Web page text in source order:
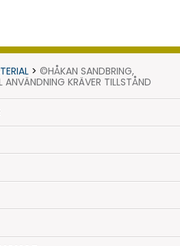
> ©HÅKAN SANDBRING,
KRÄVER TILLSTÅND